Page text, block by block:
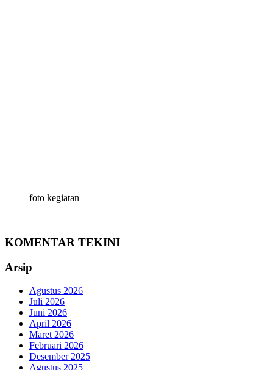
foto kegiatan
KOMENTAR TEKINI
Arsip
Agustus 2026
Juli 2026
Juni 2026
April 2026
Maret 2026
Februari 2026
Desember 2025
Agustus 2025